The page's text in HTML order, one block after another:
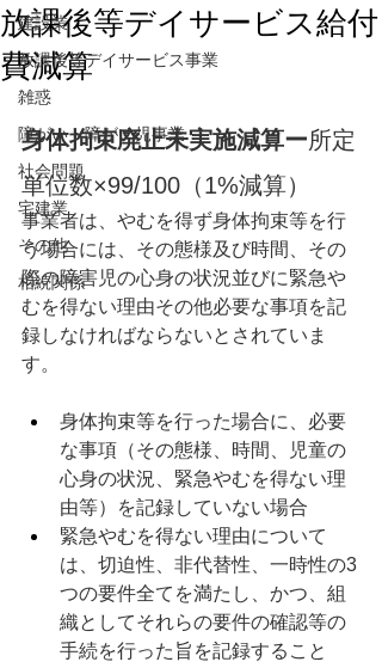
建設業
放課後等デイサービス事業
雑惑
障がい・障がい児事業
社会問題
宅建業
その他
相続関係
放課後等デイサービス給付
費減算
身体拘束廃止未実施減算ー所定
単位数×99/100（1%減算）
事業者は、やむを得ず身体拘束等を行
う場合には、その態様及び時間、その
際の障害児の心身の状況並びに緊急や
むを得ない理由その他必要な事項を記
録しなければならないとされていま
す。
身体拘束等を行った場合に、必要
な事項（その態様、時間、児童の
心身の状況、緊急やむを得ない理
由等）を記録していない場合
緊急やむを得ない理由について
は、切迫性、非代替性、一時性の3
つの要件全てを満たし、かつ、組
織としてそれらの要件の確認等の
手続を行った旨を記録すること